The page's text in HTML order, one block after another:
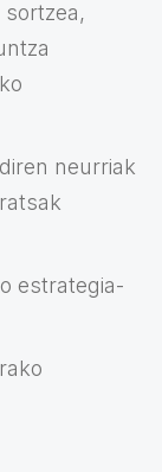
neurriak
estrategia-